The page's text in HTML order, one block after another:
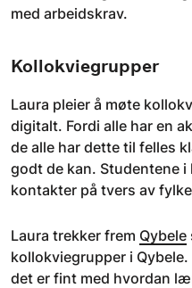
med arbeidskrav.
Kollokviegrupper
Laura pleier å møte
digitalt. Fordi alle har en
de alle har dette til felles
godt de kan. Studentene
kontakter på tvers av
Laura trekker frem Qybele
kollokviegrupper i
det er fint med hvordan